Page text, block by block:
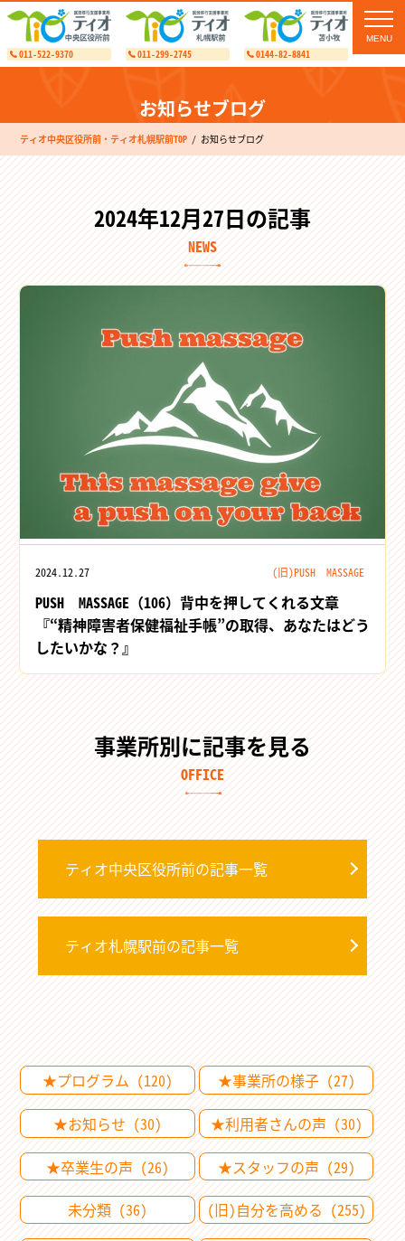
011-522-9370 011-299-2745 0144-82-8841
お知らせブログ
ティオ中央区役所前・ティオ札幌駅前TOP お知らせブログ
2024年12月27日の記事
NEWS
2024.12.27 (旧)PUSH MASSAGE
PUSH MASSAGE（106）背中を押してくれる文章
『“精神障害者保健福祉手帳”の取得、あなたはどう
したいかな？』
事業所別に記事を見る
OFFICE
ティオ中央区役所前の記事一覧
ティオ札幌駅前の記事一覧
★プログラム (120)
★事業所の様子 (27)
★お知らせ (30)
★利用者さんの声 (30)
★卒業生の声 (26)
★スタッフの声 (29)
未分類 (36)
(旧)自分を高める (255)